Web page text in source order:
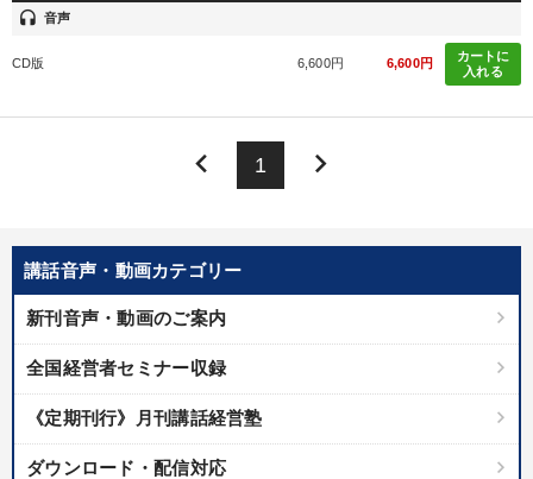
講話音声・動画カテゴリー
新刊音声・動画のご案内
全国経営者セミナー収録
《定期刊行》月刊講話経営塾
ダウンロード・配信対応
headset 音声
CD版 6,600円 6,600円
カートに
入れる
keyboard_arrow_left 1 keyboard_arrow_right